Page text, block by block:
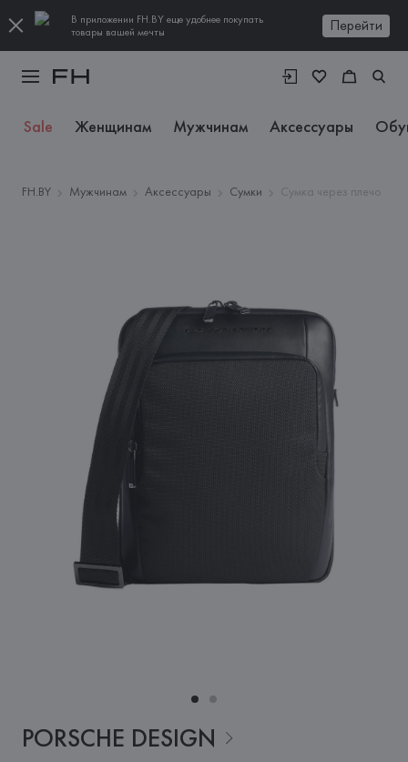
В приложении FH.BY еще удобнее покупать
товары вашей мечты
Перейти
Sale Женщинам Мужчинам Аксессуары
FH.BY Мужчинам Аксессуары Сумки Сумка через плечо
PORSCHE DESIGN